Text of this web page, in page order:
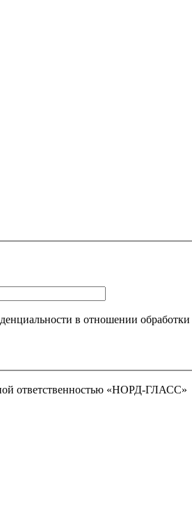
в отношении
ответственностью «НОРД-ГЛАСС»